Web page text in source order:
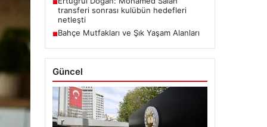
■
transferi sonrası kulübün hedefleri
netleşti
■Bahçe Mutfakları ve Şık Yaşam Alanları
Güncel